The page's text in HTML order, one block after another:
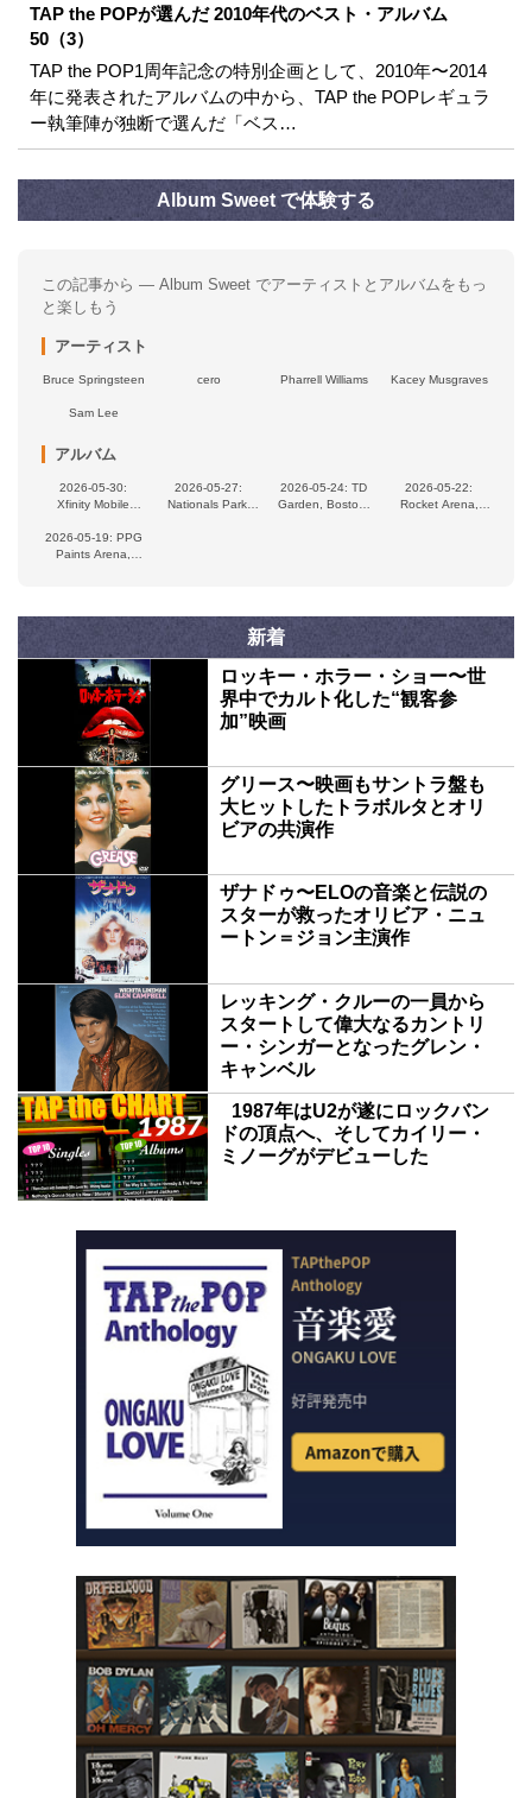
TAP the POPが選んだ 2010年代のベスト・アルバム
50（3）
TAP the POP1周年記念の特別企画として、2010年〜2014
年に発表されたアルバムの中から、TAP the POPレギュラ
ー執筆陣が独断で選んだ「ベス…
Album Sweet で体験する
この記事から — Album Sweet でアーティストとアルバムをもっ
と楽しもう
アーティスト
Bruce Springsteen cero Pharrell Williams Kacey Musgraves
Sam Lee
アルバム
2026‑05‑30:
Xfinity Mobile
Philadelphia, PA,
USA
2026‐05‐27:
Nationals Park,
2026‑05‑24: TD
Garden, Boston,
2026‐05‐22:
Rocket Arena,
2026‐05‐19: PPG
Paints Arena,
新着
ロッキー・ホラー・ショー〜世
界中でカルト化した“観客参
加”映画
グリース〜映画もサントラ盤も
大ヒットしたトラボルタとオリ
ビアの共演作
ザナドゥ〜ELOの音楽と伝説の
スターが救ったオリビア・ニュ
ートン＝ジョン主演作
レッキング・クルーの一員から
スタートして偉大なるカントリ
ー・シンガーとなったグレン・
キャンベル
1987年はU2が遂にロックバン
ドの頂点へ、そしてカイリー・
ミノーグがデビューした